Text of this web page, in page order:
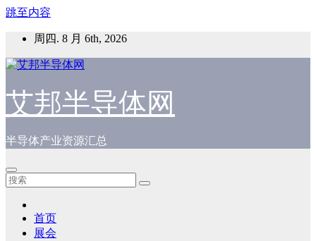
跳至内容
周四. 8 月 6th, 2026
艾邦半导体网
半导体产业资源汇总
首页
展会